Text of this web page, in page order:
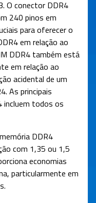
O conector DDR4
240 pinos em
para oferecer o
em relação ao
DDR4 também está
em relação ao
acidental de um
As principais
incluem todos os
DDR4
com 1,35 ou 1,5
economias
particularmente em